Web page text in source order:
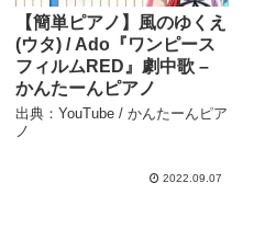
【簡単ピアノ】風のゆくえ
(ウタ) / Ado『ワンピース
フィルムRED』劇中歌 –
かんたーんピアノ
出典：YouTube / かんたーんピア
ノ
2022.09.07